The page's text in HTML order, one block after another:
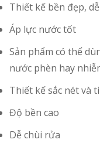
Thiết kế bền đẹp,
Áp lực nước tốt
Sản phẩm có thể
nước phèn hay
Thiết kế sắc nét và
Độ bền cao
Dễ chùi rửa